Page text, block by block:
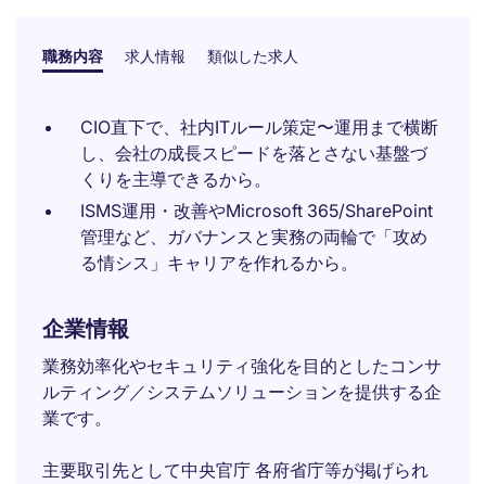
職務内容 求人情報 類似した求人
CIO直下で、社内ITルール策定〜運用まで横断
し、会社の成長スピードを落とさない基盤づ
くりを主導できるから。
ISMS運用・改善やMicrosoft 365/SharePoint
管理など、ガバナンスと実務の両輪で「攻め
る情シス」キャリアを作れるから。
企業情報
業務効率化やセキュリティ強化を目的としたコンサ
ルティング／システムソリューションを提供する企
業です。
主要取引先として中央官庁 各府省庁等が掲げられ